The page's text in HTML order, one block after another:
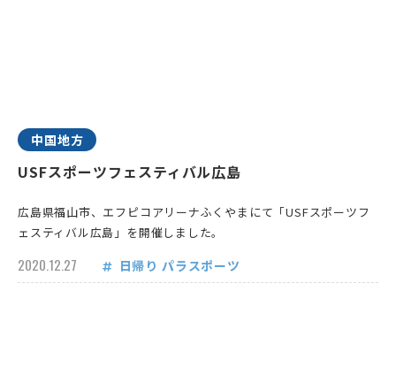
中国地方
USFスポーツフェスティバル広島
広島県福山市、エフピコアリーナふくやまにて「USFスポーツフ
ェスティバル広島」を開催しました。
2020.12.27 日帰り パラスポーツ